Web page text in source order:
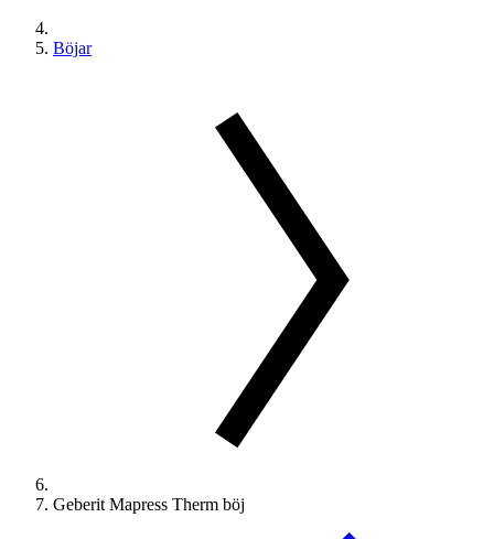
Böjar
Geberit Mapress Therm böj